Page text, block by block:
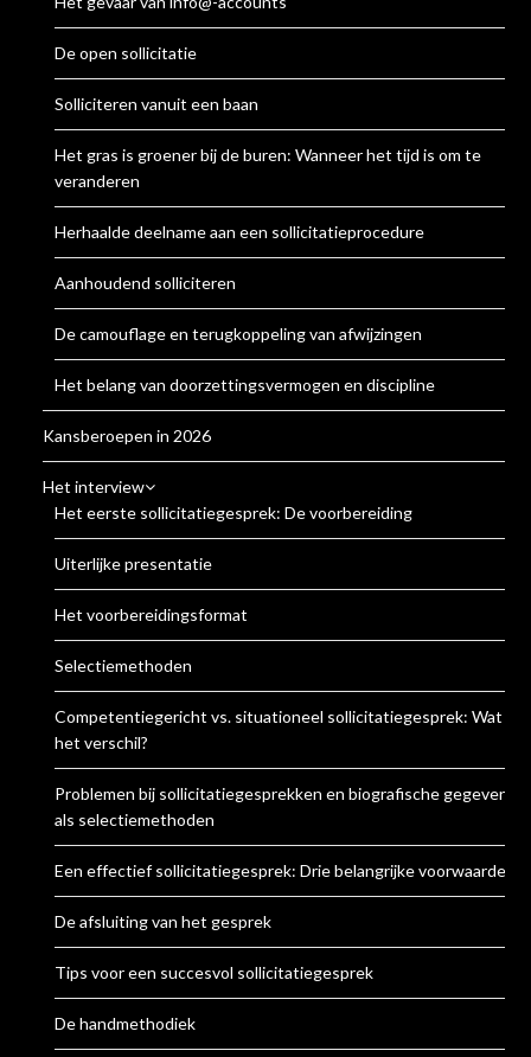
De open sollicitatie
Solliciteren vanuit een baan
Het gras is groener bij de buren: Wanneer het tijd is om te
veranderen
Herhaalde deelname aan een sollicitatieprocedure
Aanhoudend solliciteren
De camouflage en terugkoppeling van afwijzingen
Het belang van doorzettingsvermogen en discipline
Kansberoepen in 2026
Het interview
Het eerste sollicitatiegesprek: De voorbereiding
Uiterlijke presentatie
Het voorbereidingsformat
Selectiemethoden
Competentiegericht vs. situationeel sollicitatiegesprek: Wat is
het verschil?
Problemen bij sollicitatiegesprekken en biografische gegevens
als selectiemethoden
Een effectief sollicitatiegesprek: Drie belangrijke voorwaarden
De afsluiting van het gesprek
Tips voor een succesvol sollicitatiegesprek
De handmethodiek